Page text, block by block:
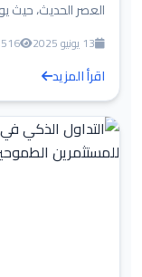
العصر الحديث، حيث
13 يونيو 2025
اقرأ المزيد